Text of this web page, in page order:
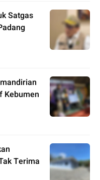
Satgas
Kebumen
Terima